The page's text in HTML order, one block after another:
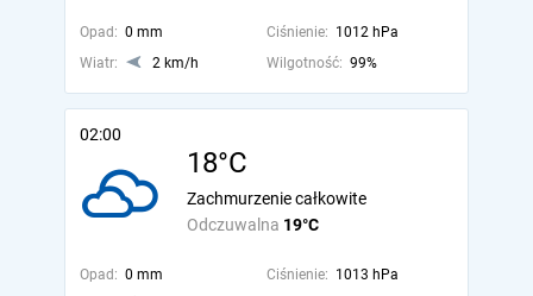
Opad: 0 mm Ciśnienie: 1012 hPa
Wiatr:
2 km/h Wilgotność: 99%
02:00
18°C
Odczuwalna 19°C
Zachmurzenie całkowite
Opad: 0 mm Ciśnienie: 1013 hPa